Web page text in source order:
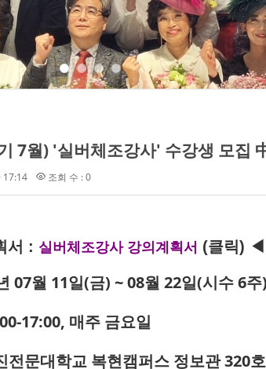
7월) '실버체조강사' 수강생 모집
조회 수 : 0
서 : 실버체조강사 강의계획서 (클릭) ◀
07월 11일(금) ~ 08월 22일(시수 6주
17:00, 매주 금요일
전문대학교 복현캠퍼스 정보관 320호